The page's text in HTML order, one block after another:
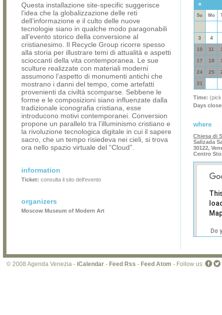
Questa installazione site-specific suggerisce
l’idea che la globalizzazione delle reti
dell’informazione e il culto delle nuove
tecnologie siano in qualche modo paragonabili
all’evento storico della conversione al
cristianesimo. Il Recycle Group ricorre spesso
alla storia per illustrare temi di attualità e aspetti
scioccanti della vita contemporanea. Le sue
sculture realizzate con materiali moderni
assumono l’aspetto di monumenti antichi che
mostrano i danni del tempo, come artefatti
provenienti da civiltà scomparse. Sebbene le
forme e le composizioni siano influenzate dalla
tradizionale iconografia cristiana, esse
introducono motivi contemporanei. Conversion
propone un parallelo tra l’illuminismo cristiano e
la rivoluzione tecnologica digitale in cui il sapere
sacro, che un tempo risiedeva nei cieli, si trova
ora nello spazio virtuale del “Cloud”.
information
Ticket: consulta il sito dell'evento
organizers
Moscow Museum of Modern Art
«
Su Mo
3 4
10 11
17 18
24 25
31
Time:
Days
where
Chiesa di
Salizada
30122,
Centro
Do
© 2008 Agenda Venezia - iCalendar - Feed Rss - Feed Atom - Follow us: